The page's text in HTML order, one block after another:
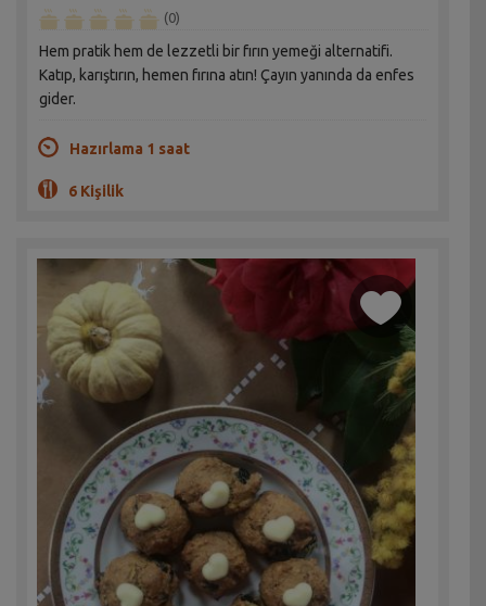
(0)
Hem pratik hem de lezzetli bir fırın yemeği alternatifi.
Katıp, karıştırın, hemen fırına atın! Çayın yanında da enfes
gider.
Hazırlama 1 saat
6 Kişilik